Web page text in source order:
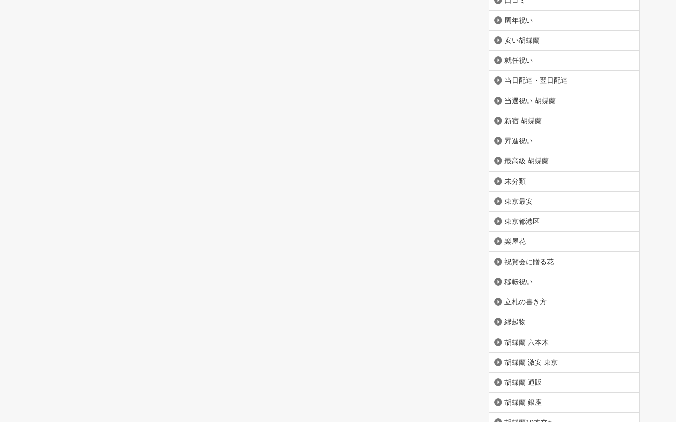
周年祝い
安い胡蝶蘭
就任祝い
当日配達・翌日配達
当選祝い 胡蝶蘭
新宿 胡蝶蘭
昇進祝い
最高級 胡蝶蘭
未分類
東京最安
東京都港区
楽屋花
祝賀会に贈る花
移転祝い
立札の書き方
縁起物
胡蝶蘭 六本木
胡蝶蘭 激安 東京
胡蝶蘭 通販
胡蝶蘭 銀座